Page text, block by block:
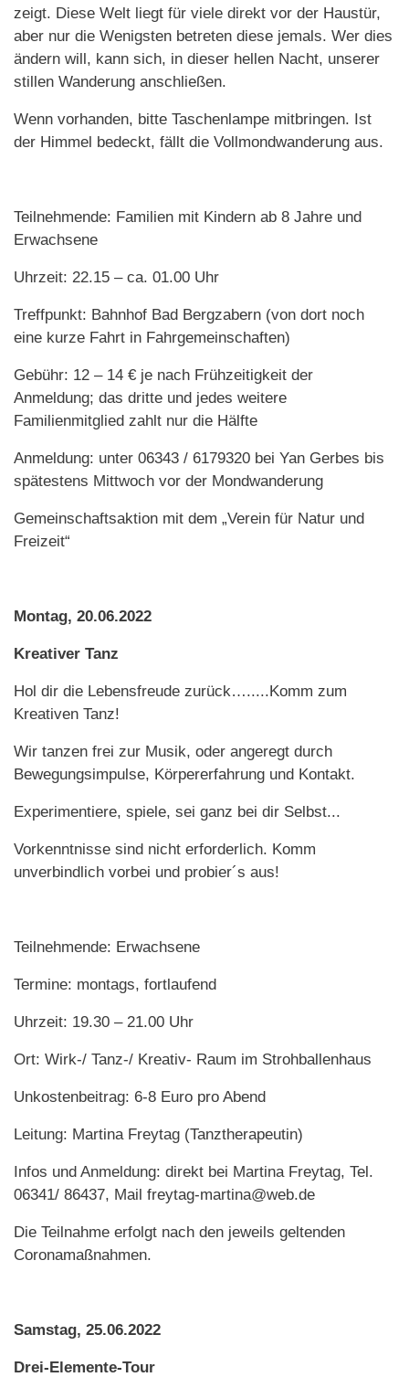
zeigt. Diese Welt liegt für viele direkt vor der Haustür,
aber nur die Wenigsten betreten diese jemals. Wer dies
ändern will, kann sich, in dieser hellen Nacht, unserer
stillen Wanderung anschließen.
Wenn vorhanden, bitte Taschenlampe mitbringen. Ist
der Himmel bedeckt, fällt die Vollmondwanderung aus.
Teilnehmende: Familien mit Kindern ab 8 Jahre und
Erwachsene
Uhrzeit: 22.15 – ca. 01.00 Uhr
Treffpunkt: Bahnhof Bad Bergzabern (von dort noch
eine kurze Fahrt in Fahrgemeinschaften)
Gebühr: 12 – 14 € je nach Frühzeitigkeit der
Anmeldung; das dritte und jedes weitere
Familienmitglied zahlt nur die Hälfte
Anmeldung: unter 06343 / 6179320 bei Yan Gerbes bis
spätestens Mittwoch vor der Mondwanderung
Gemeinschaftsaktion mit dem „Verein für Natur und
Freizeit“
Montag, 20.06.2022
Kreativer Tanz
Hol dir die Lebensfreude zurück….....Komm zum
Kreativen Tanz!
Wir tanzen frei zur Musik, oder angeregt durch
Bewegungsimpulse, Körpererfahrung und Kontakt.
Experimentiere, spiele, sei ganz bei dir Selbst...
Vorkenntnisse sind nicht erforderlich. Komm
unverbindlich vorbei und probier´s aus!
Teilnehmende: Erwachsene
Termine: montags, fortlaufend
Uhrzeit: 19.30 – 21.00 Uhr
Ort: Wirk-/ Tanz-/ Kreativ- Raum im Strohballenhaus
Unkostenbeitrag: 6-8 Euro pro Abend
Leitung: Martina Freytag (Tanztherapeutin)
Infos und Anmeldung: direkt bei Martina Freytag, Tel.
06341/ 86437, Mail freytag-martina@web.de
Die Teilnahme erfolgt nach den jeweils geltenden
Coronamaßnahmen.
Samstag, 25.06.2022
Drei-Elemente-Tour